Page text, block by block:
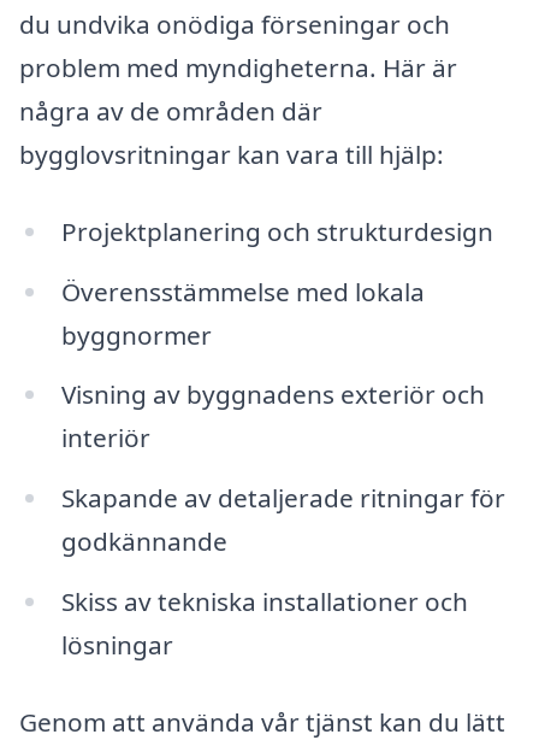
du undvika onödiga förseningar och
problem med myndigheterna. Här är
några av de områden där
bygglovsritningar kan vara till hjälp:
Projektplanering och strukturdesign
Överensstämmelse med lokala
byggnormer
Visning av byggnadens exteriör och
interiör
Skapande av detaljerade ritningar för
godkännande
Skiss av tekniska installationer och
lösningar
Genom att använda vår tjänst kan du lätt